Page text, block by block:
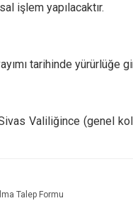
işlem yapılacaktır.
tarihinde yürürlüğe
Valiliğince (genel
Talep Formu